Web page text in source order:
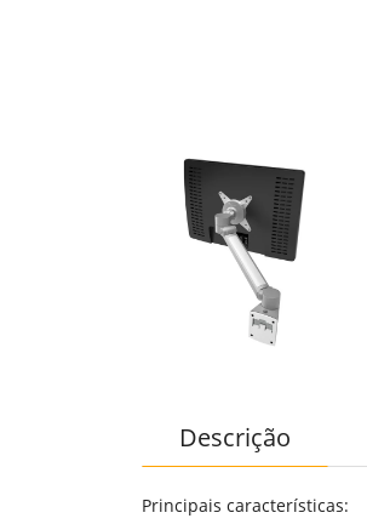
Descrição
Principais características: